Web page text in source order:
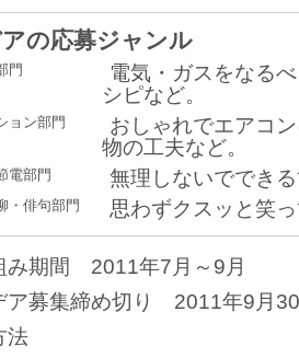
の応募ジャンル
門
電気・ガスをなる
シピなど。
ョン部門
おしゃれでエアコ
物の工夫など。
電部門 無理しないででき
・俳句部門 思わずクスッと笑
み期間 2011年7月～9月
ア募集締め切り 2011年9月
法